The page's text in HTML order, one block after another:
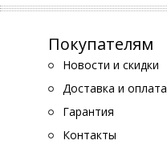
Покупателям
Новости и скидки
Доставка и оплата
Гарантия
Контакты